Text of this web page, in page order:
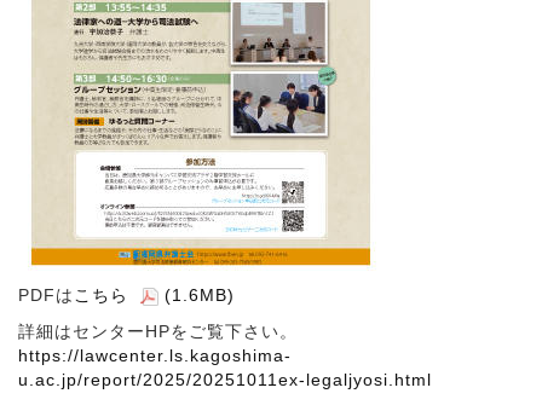
PDFは こちら
(1.6MB)
詳細はセンターHPをご覧下さい。
https://lawcenter.ls.kagoshima-
u.ac.jp/report/2025/20251011ex-legaljyosi.html